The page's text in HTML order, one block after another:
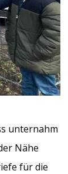
unternahm
Nähe
für die